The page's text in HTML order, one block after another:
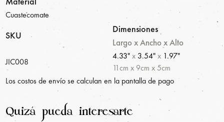
Cuastecomate
SKU
Dimensiones
Largo x Ancho x Alto
JIC008
4.33"x 3.54"x 1.97"
11cm x 9cm x 5cm
Los costos de envío se calculan en la pantalla de pago
Quizá pueda interesarte